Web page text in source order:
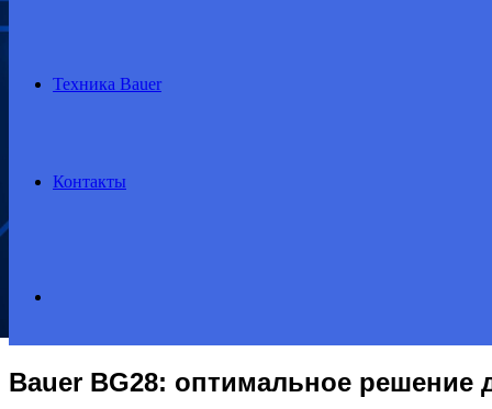
Техника Bauer
Контакты
for
Bauer BG28: оптимальное решение